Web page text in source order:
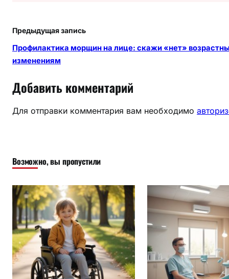
Предыдущая запись
Профилактика морщин на лице: скажи «нет»
изменениям
Добавить комментарий
Для отправки комментария вам необходимо
Возможно, вы пропустили